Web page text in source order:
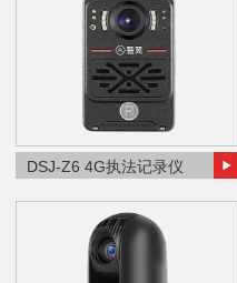
DSJ-Z6 4G执法记录仪